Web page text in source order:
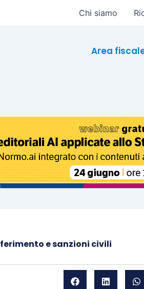
Chi siamo
Area
e sanzioni civili